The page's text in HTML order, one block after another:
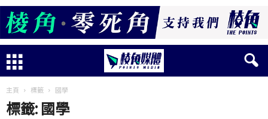
主頁 標籤 國學
標籤: 國學